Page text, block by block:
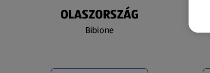
OLASZORSZÁG
Bibione